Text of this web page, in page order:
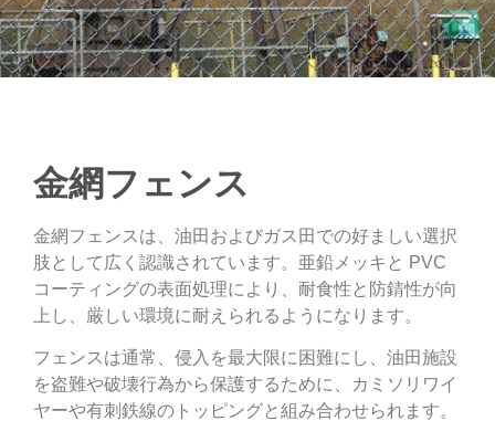
金網フェンス
金網フェンスは、油田およびガス田での好ましい選択
肢として広く認識されています。亜鉛メッキと PVC
コーティングの表面処理により、耐食性と防錆性が向
上し、厳しい環境に耐えられるようになります。
フェンスは通常、侵入を最大限に困難にし、油田施設
を盗難や破壊行為から保護するために、カミソリワイ
ヤーや有刺鉄線のトッピングと組み合わせられます。